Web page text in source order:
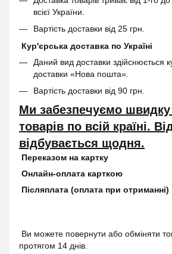
всієї України.
Вартість доставки від 25 грн.
Кур'єрська доставка по Україні
Даний вид доставки здійснюється
доставки «Нова пошта».
Вартість доставки від 90 грн.
Ми забезпечуємо швидку
товарів по всій країні.
відбувається щодня.
Переказом на картку
Онлайн-оплата карткою
Післяплата (оплата при отриманні)
Ви можете повернути або обміняти
протягом 14 днів.